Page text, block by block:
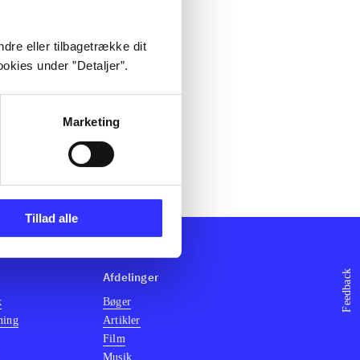
eller tilbagetrække dit
under ”Detaljer”.
Marketing
Tillad alle
Feedback
Afdelinger
Bøger
Artikler
Film
Musik